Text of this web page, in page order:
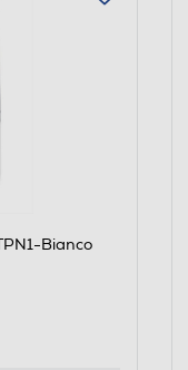
Bianco